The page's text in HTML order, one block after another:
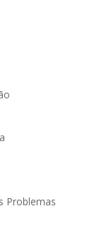
Problemas